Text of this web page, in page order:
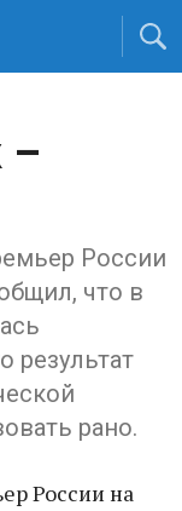
–
России
что в
результат
рано.
России на